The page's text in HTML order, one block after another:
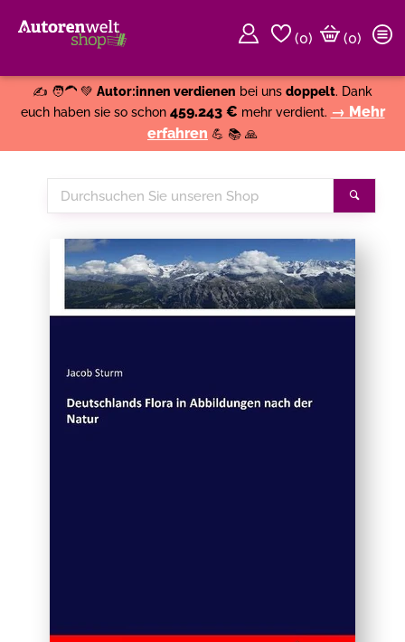
(0)
(0)
✍️ 🧑‍🦱 💚 Autor:innen verdienen bei uns doppelt. Dank
euch haben sie so schon 459.243 € mehr verdient. → Mehr
erfahren 💪 📚 🙏
Durchsuchen
Sie
Shop